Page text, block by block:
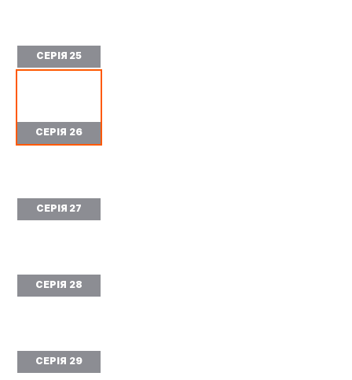
СЕРІЯ 25
СЕРІЯ 26
СЕРІЯ 27
СЕРІЯ 28
СЕРІЯ 29